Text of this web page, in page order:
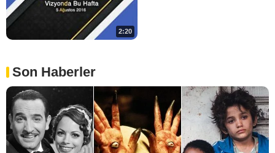
2:20
Son Haberler